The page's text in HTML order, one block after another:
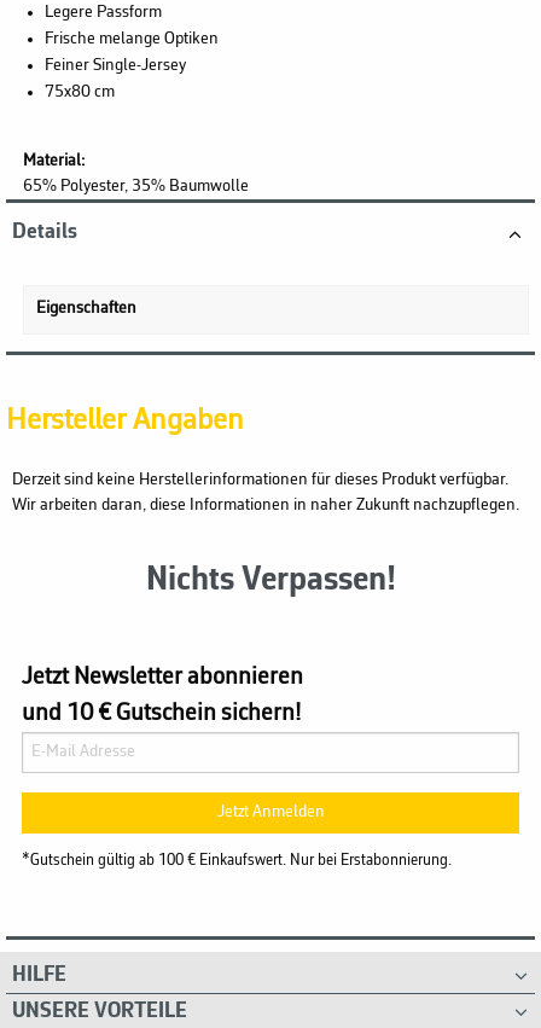
Legere Passform
Frische melange Optiken
Feiner Single-Jersey
75x80 cm
Material:
65% Polyester, 35% Baumwolle
Details
Eigenschaften
Hersteller Angaben
Derzeit sind keine Herstellerinformationen für dieses Produkt verfügbar.
Wir arbeiten daran, diese Informationen in naher Zukunft nachzupflegen.
Nichts Verpassen!
Jetzt Newsletter abonnieren
und 10 € Gutschein sichern!
Jetzt Anmelden
*Gutschein gültig ab 100 € Einkaufswert. Nur bei Erstabonnierung.
HILFE
UNSERE VORTEILE